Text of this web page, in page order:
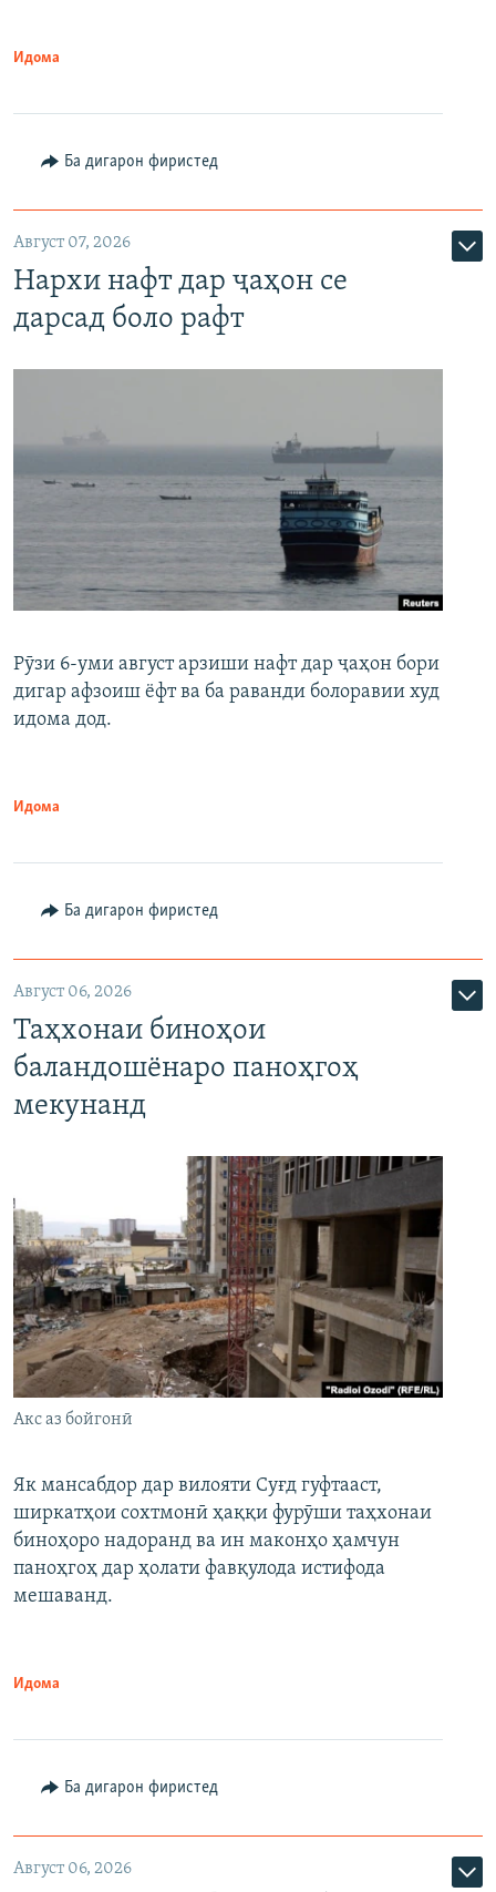
Идома
Ба дигарон фиристед
Август 07, 2026
Нархи нафт дар ҷаҳон се
дарсад боло рафт
Рӯзи 6-уми август арзиши нафт дар ҷаҳон бори
дигар афзоиш ёфт ва ба раванди болоравии худ
идома дод.
Идома
Ба дигарон фиристед
Август 06, 2026
Таҳхонаи биноҳои
баландошёнаро паноҳгоҳ
мекунанд
Акс аз бойгонӣ
Як мансабдор дар вилояти Суғд гуфтааст,
ширкатҳои сохтмонӣ ҳаққи фурӯши таҳхонаи
биноҳоро надоранд ва ин маконҳо ҳамчун
паноҳгоҳ дар ҳолати фавқулода истифода
мешаванд.
Идома
Ба дигарон фиристед
Август 06, 2026